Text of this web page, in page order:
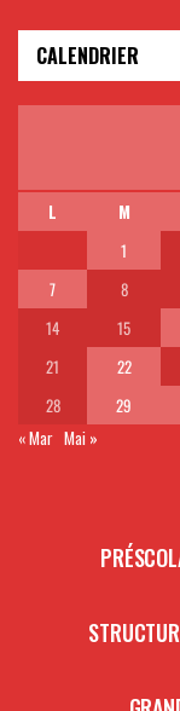
CALENDRIER
L M
1
7
8
14
15
21
22
28
29
« Mar Mai »